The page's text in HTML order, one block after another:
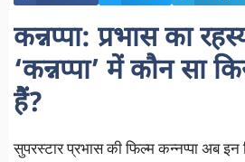
कन्नप्पा: प्रभास का
‘कन्नप्पा’ में कौन सा
हैं?
सुपरस्टार प्रभास की फिल्म कन्नप्पा अब इन